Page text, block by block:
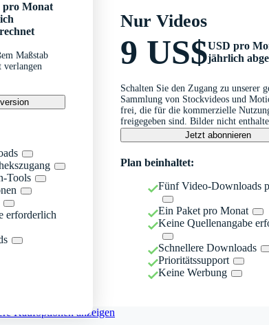
pro Monat
Maßstab
verlangen
Tools
erforderlich
Nur Videos
9 US$USD pro
jährlich
Schalten Sie den Zugang zu unserer
Sammlung von Stockvideos und
frei, die für die kommerzielle
freigegeben sind. Bilder nicht
Jetzt abonnieren
Plan beinhaltet:
Fünf Video-Downloads
Ein Paket pro Monat
Keine Quellenangabe
Schnellere Downloads
Prioritätssupport
Keine Werbung
Kaufoptionen anzeigen